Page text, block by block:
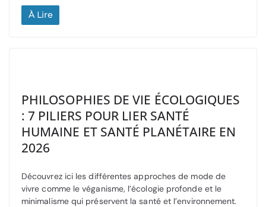
À Lire
PHILOSOPHIES DE VIE ÉCOLOGIQUES
: 7 PILIERS POUR LIER SANTÉ
HUMAINE ET SANTÉ PLANÉTAIRE EN
2026
Découvrez ici les différentes approches de mode de
vivre comme le véganisme, l’écologie profonde et le
minimalisme qui préservent la santé et l’environnement.